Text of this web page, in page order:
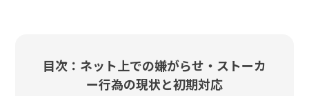
目次：ネット上での嫌がらせ・ストーカ
ー行為の現状と初期対応